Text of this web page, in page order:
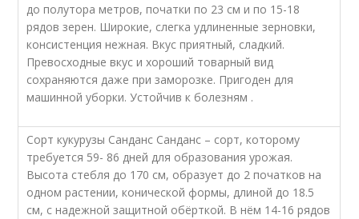
до полутора метров, початки по 23 см и по 15-18
рядов зерен. Широкие, слегка удлиненные зерновки,
консистенция нежная. Вкус приятный, сладкий.
Превосходные вкус и хороший товарный вид
сохраняются даже при заморозке. Пригоден для
машинной уборки. Устойчив к болезням .
Сорт кукурузы Санданс Санданс – сорт, которому
требуется 59- 86 дней для образования урожая.
Высота стебля до 170 см, образует до 2 початков на
одном растении, конической формы, длиной до 18.5
см, с надежной защитной обёрткой. В нём 14-16 рядов